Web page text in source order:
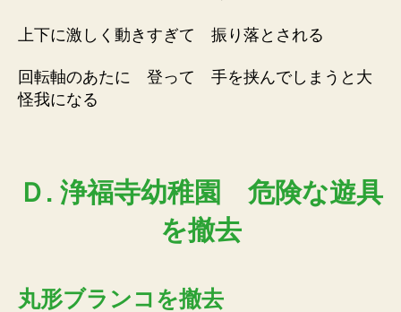
上下に激しく動きすぎて 振り落とされる
回転軸のあたに 登って 手を挟んでしまうと大
怪我になる
Ｄ. 浄福寺幼稚園
危険な遊具
を撤去
丸形ブランコを撤去